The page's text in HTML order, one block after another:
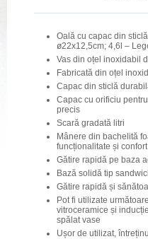
Oală cu capac din
ø22x12,5cm; 4,6l –
Vas din oțel inoxidabil
Fabricată din oțel
Capac din sticlă
Capac cu orificiu
precis
Scară gradată litri
Mânere din bachelită
funcționalitate și
Gătire rapidă pe baza
Bază solidă tip
Gătire rapidă și
Pot fi utilizate
vitroceramice și
spălat vase
Ușor de utilizat,